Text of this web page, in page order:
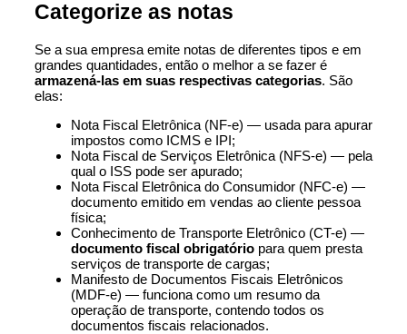
Categorize as notas
Se a sua empresa emite notas de diferentes tipos e em
grandes quantidades, então o melhor a se fazer é
armazená-las em suas respectivas categorias. São
elas:
Nota Fiscal Eletrônica (NF-e) — usada para apurar
impostos como ICMS e IPI;
Nota Fiscal de Serviços Eletrônica (NFS-e) — pela
qual o ISS pode ser apurado;
Nota Fiscal Eletrônica do Consumidor (NFC-e) —
documento emitido em vendas ao cliente pessoa
física;
Conhecimento de Transporte Eletrônico (CT-e) —
documento fiscal obrigatório para quem presta
serviços de transporte de cargas;
Manifesto de Documentos Fiscais Eletrônicos
(MDF-e) — funciona como um resumo da
operação de transporte, contendo todos os
documentos fiscais relacionados.